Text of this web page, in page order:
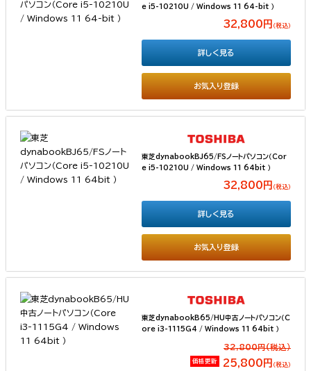
e i5-10210U / Windows 11 64-bit ）
32,800円 （税込）
お気入り登録
詳しく見る
東芝dynabookBJ65/FSノートパソコン（Cor
e i5-10210U / Windows 11 64bit ）
32,800円 （税込）
お気入り登録
詳しく見る
東芝dynabookB65/HU中古ノートパソコン（C
ore i3-1115G4 / Windows 11 64bit ）
32,800円(税込）
価格更新 25,800円 （税込）